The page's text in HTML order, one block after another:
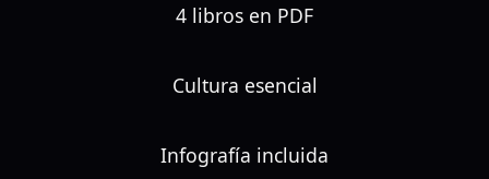
4 libros en PDF
Cultura esencial
Infografía incluida